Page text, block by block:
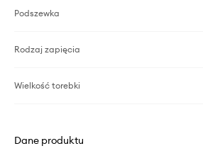
Podszewka
Rodzaj zapięcia
Wielkość torebki
Dane produktu